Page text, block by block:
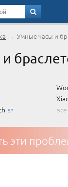
→ Умные часы и
57
эти